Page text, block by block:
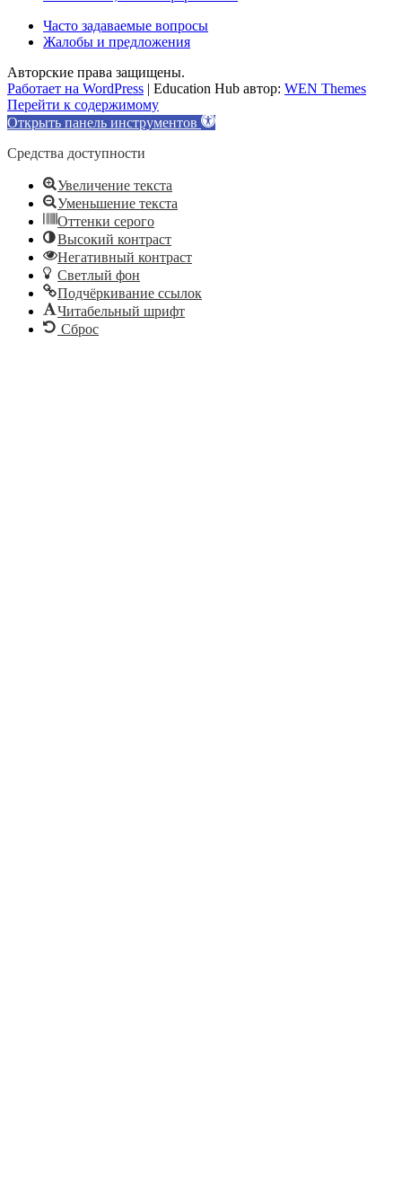
Часто задаваемые вопросы
Жалобы и предложения
Авторские права защищены.
Работает на WordPress | Education Hub автор: WEN Themes
Перейти к содержимому
Открыть панель инструментов
Средства доступности
Увеличение текста
Уменьшение текста
Оттенки серого
Высокий контраст
Негативный контраст
Светлый фон
Подчёркивание ссылок
Читабельный шрифт
Сброс